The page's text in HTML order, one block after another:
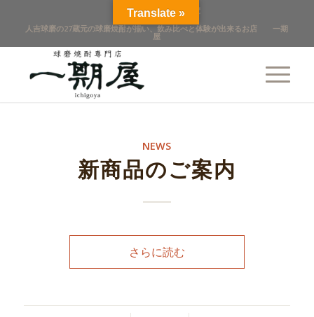
점포 개요
店舖概覽
人吉球磨の27蔵元の球磨焼酎が揃い、飲み比べと体験が出来るお店 一期
屋
NEWS
新商品のご案内
さらに読む
Translate »